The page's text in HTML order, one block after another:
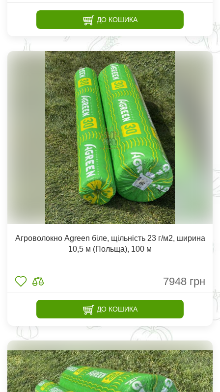
ДО КОШИКА
Агроволокно Agreen біле, щільність 23 г/м2, ширина
10,5 м (Польща), 100 м
7948 грн
ДО КОШИКА